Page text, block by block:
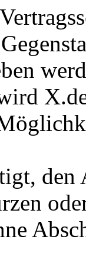
den